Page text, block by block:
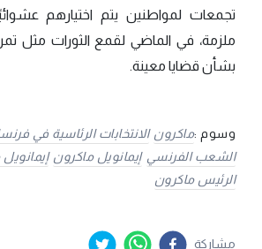
تجمعات لمواطنين يتم اختيارهم
ملزمة، في الماضي لقمع الثورات مثل
بشأن قضايا معينة.
وسوم :ماكرون الانتخابات الرئاسية في
الشعب الفرنسي إيمانويل ماكرون
الرئيس ماكرون
مشاركة